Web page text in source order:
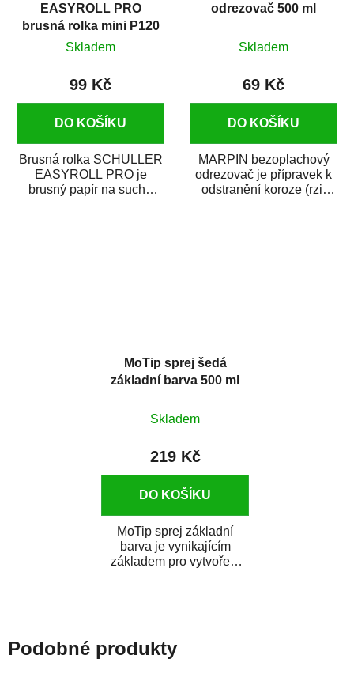
EASYROLL PRO
brusná rolka mini P120
Skladem
99 Kč
DO KOŠÍKU
Brusná rolka SCHULLER
EASYROLL PRO je
brusný papír na suché
odrezovač 500 ml
Skladem
69 Kč
DO KOŠÍKU
MARPIN bezoplachový
odrezovač je přípravek k
odstranění koroze (rzi)
MoTip sprej šedá
základní barva 500 ml
Skladem
219 Kč
DO KOŠÍKU
MoTip sprej základní
barva je vynikajícím
základem pro vytvoření
Podobné produkty